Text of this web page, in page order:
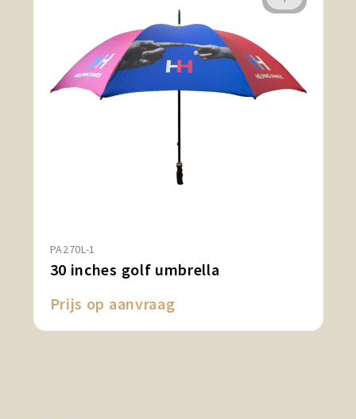
PA270L-1
30 inches golf umbrella
Prijs op aanvraag